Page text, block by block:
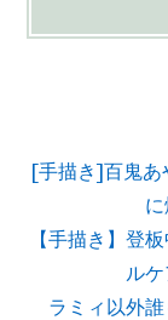
[手描き]百鬼あ
【手描き】登
ル
ラミィ以外